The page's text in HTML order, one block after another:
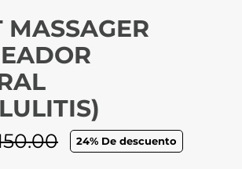
MASSAGER
24% De descuento